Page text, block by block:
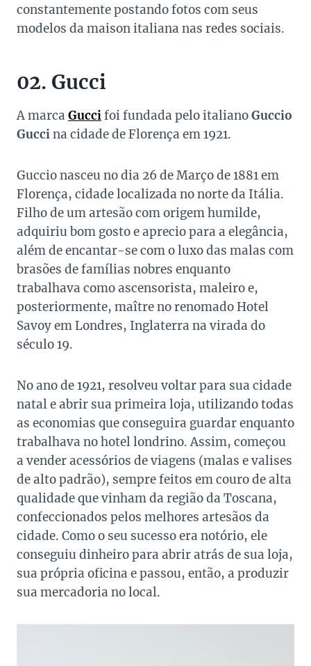
constantemente postando fotos com seus
modelos da maison italiana nas redes sociais.
02. Gucci
A marca Guccifoi fundada pelo italianoGuccio
Guccina cidade de Florença em 1921.
Guccio nasceu no dia 26 de Março de 1881 em
Florença, cidade localizada no norte da Itália.
Filho de um artesão com origem humilde,
adquiriu bom gosto e aprecio para a elegância,
além de encantar-se com o luxo das malas com
brasões de famílias nobres enquanto
trabalhava como ascensorista, maleiro e,
posteriormente, maître no renomado Hotel
Savoy em Londres, Inglaterra na virada do
século 19.
No ano de 1921, resolveu voltar para sua cidade
natal e abrir sua primeira loja, utilizando todas
as economias que conseguira guardar enquanto
trabalhava no hotel londrino. Assim, começou
a vender acessórios de viagens (malas e valises
de alto padrão), sempre feitos em couro de alta
qualidade que vinham da região da Toscana,
confeccionados pelos melhores artesãos da
cidade. Como o seu sucesso era notório, ele
conseguiu dinheiro para abrir atrás de sua loja,
sua própria oficina e passou, então, a produzir
sua mercadoria no local.